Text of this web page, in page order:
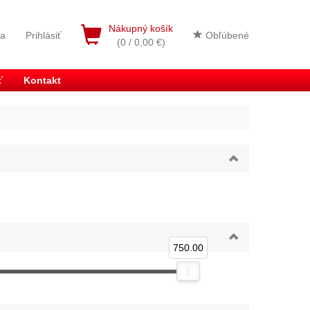
Nákupný košík
(0 / 0,00 €)
Obľúbené
Prihlásiť
Kontakt
750.00